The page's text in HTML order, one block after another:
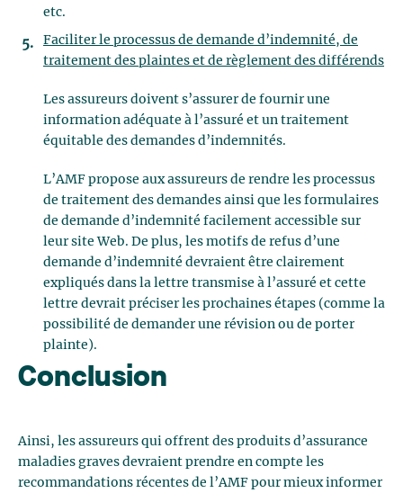
etc.
Faciliter le processus de demande d’indemnité, de
traitement des plaintes et de règlement des différends
Les assureurs doivent s’assurer de fournir une
information adéquate à l’assuré et un traitement
équitable des demandes d’indemnités.
L’AMF propose aux assureurs de rendre les processus
de traitement des demandes ainsi que les formulaires
de demande d’indemnité facilement accessible sur
leur site Web. De plus, les motifs de refus d’une
demande d’indemnité devraient être clairement
expliqués dans la lettre transmise à l’assuré et cette
lettre devrait préciser les prochaines étapes (comme la
possibilité de demander une révision ou de porter
plainte).
Conclusion
Ainsi, les assureurs qui offrent des produits d’assurance
maladies graves devraient prendre en compte les
recommandations récentes de l’AMF pour mieux informer